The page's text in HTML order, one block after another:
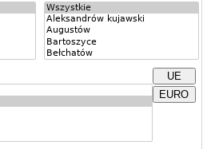
UE
EURO